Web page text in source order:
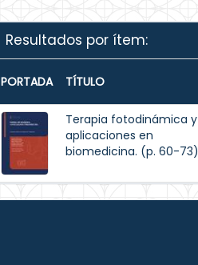
Resultados por ítem:
PORTADA TÍTULO
Terapia fotodinámica y
aplicaciones en
biomedicina. (p. 60-73)